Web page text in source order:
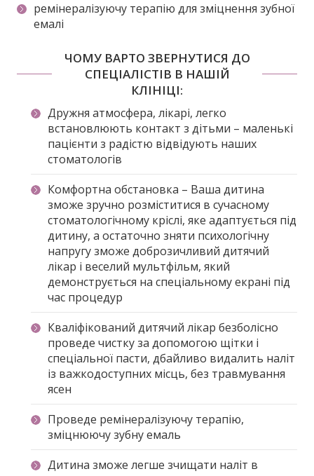
ремінералізуючу терапію для зміцнення зубної
емалі
ЧОМУ ВАРТО ЗВЕРНУТИСЯ ДО
СПЕЦІАЛІСТІВ В НАШІЙ
КЛІНІЦІ:
Дружня атмосфера, лікарі, легко
встановлюють контакт з дітьми – маленькі
пацієнти з радістю відвідують наших
стоматологів
Комфортна обстановка – Ваша дитина
зможе зручно розміститися в сучасному
стоматологічному кріслі, яке адаптується під
дитину, а остаточно зняти психологічну
напругу зможе доброзичливий дитячий
лікар і веселий мультфільм, який
демонструється на спеціальному екрані під
час процедур
Кваліфікований дитячий лікар безболісно
проведе чистку за допомогою щітки і
спеціальної пасти, дбайливо видалить наліт
із важкодоступних місць, без травмування
ясен
Проведе ремінералізуючу терапію,
зміцнюючу зубну емаль
Дитина зможе легше зчищати наліт в